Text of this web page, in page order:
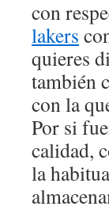
con
lakers
quieres
también
con la
Por si
calidad,
la